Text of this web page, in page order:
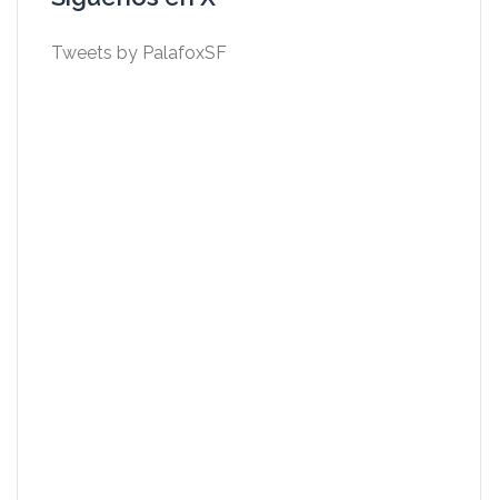
Tweets by PalafoxSF